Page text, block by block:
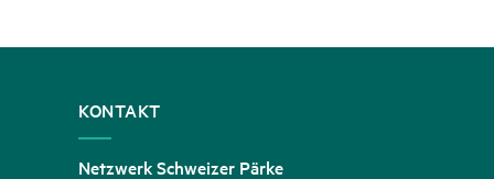
KONTAKT
Netzwerk Schweizer Pärke